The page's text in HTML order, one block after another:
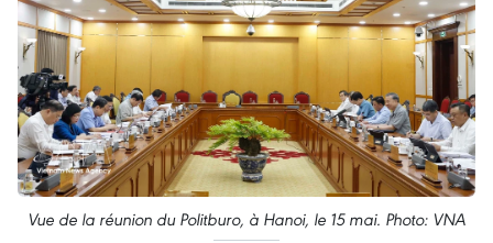
Vue de la réunion du Politburo, à Hanoi, le 15 mai. Photo: VNA